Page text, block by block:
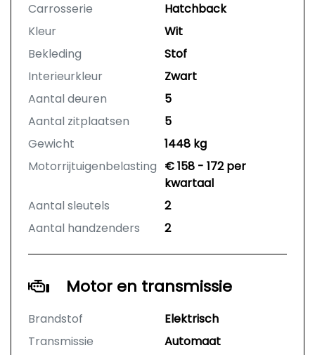
Carrosserie
Hatchback
Kleur
Wit
Bekleding
Stof
Interieurkleur
Zwart
Aantal deuren
5
Aantal zitplaatsen
5
Gewicht
1448 kg
Motorrijtuigenbelasting € 158 - 172 per
kwartaal
Aantal sleutels
2
Aantal handzenders
2
Motor en transmissie
Brandstof
Elektrisch
Transmissie
Automaat